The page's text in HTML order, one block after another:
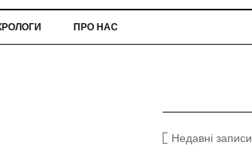
ПРО НАС
Недавні записи